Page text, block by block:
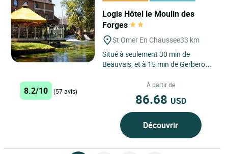
Logis Hôtel le Moulin des
Forges
St Omer En Chaussee33 km
Situé à seulement 30 min de
Beauvais, et à 15 min de Gerberoy,
France, le Logis Hotel...
8.2/10 (57 avis)
À partir de
86.68 USD
Découvrir